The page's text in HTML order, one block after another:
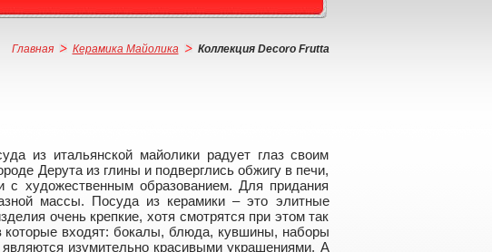
Главная Керамика Майолика Коллекция Decoro Frutta
из итальянской майолики радует глаз своим
Дерута из глины и подверглись обжигу в печи,
с художественным образованием. Для придания
массы. Посуда из керамики – это элитные
очень крепкие, хотя смотрятся при этом так
входят: бокалы, блюда, кувшины, наборы
изумительно красивыми украшениями. А